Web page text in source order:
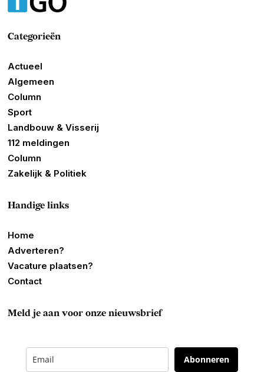
Categorieën
Actueel
Algemeen
Column
Sport
Landbouw & Visserij
112 meldingen
Column
Zakelijk & Politiek
Handige links
Home
Adverteren?
Vacature plaatsen?
Contact
Meld je aan voor onze nieuwsbrief
Abonneren